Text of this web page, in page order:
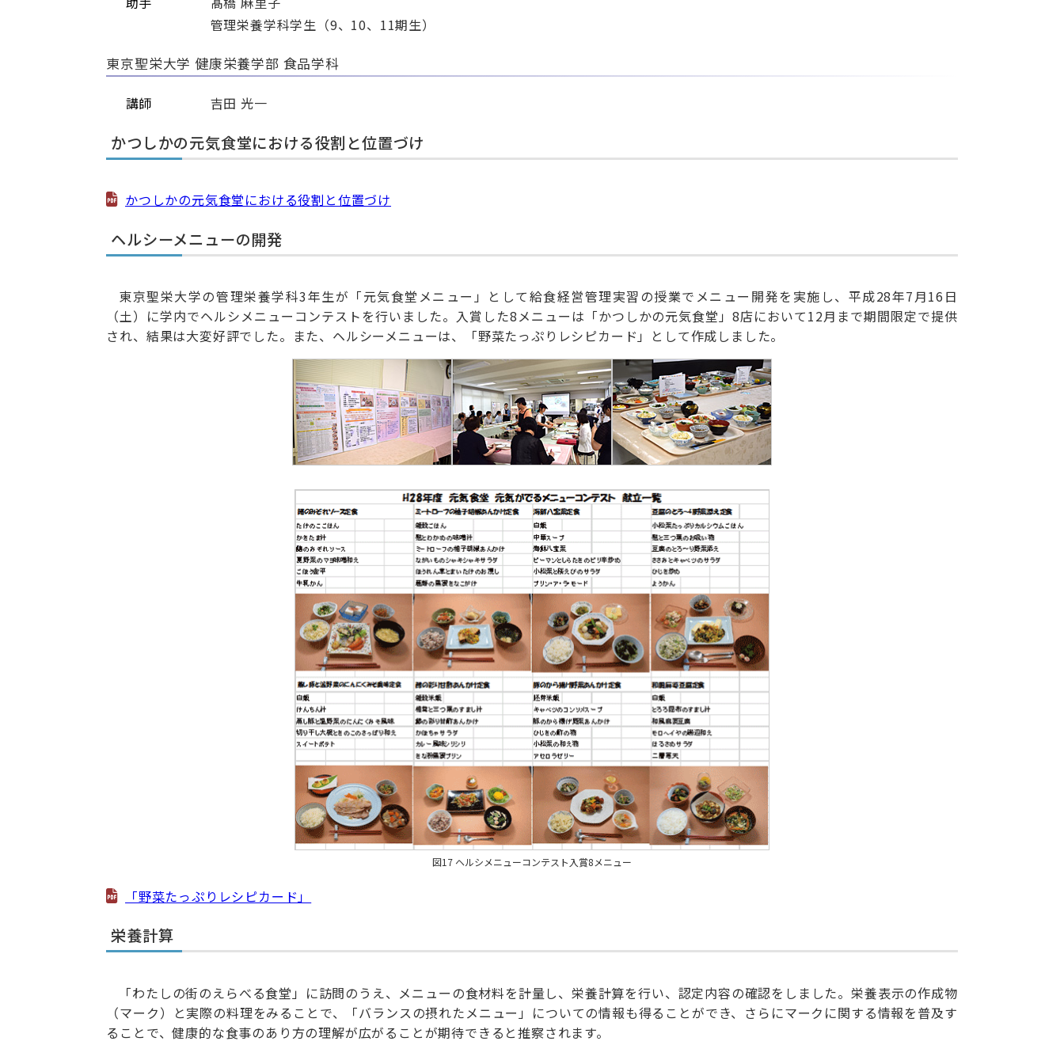
管理栄養学科学生（9、10、11期生）
東京聖栄大学 健康栄養学部 食品学科
講師 吉田 光一
かつしかの元気食堂における役割と位置づけ
かつしかの元気食堂における役割と位置づけ
ヘルシーメニューの開発
東京聖栄大学の管理栄養学科3年生が「元気食堂メニュー」として給食経営管理実習の授業でメニュー開発を実施し、平成28年7月16日
（土）に学内でヘルシメニューコンテストを行いました。入賞した8メニューは「かつしかの元気食堂」8店において12月まで期間限定で提供
され、結果は大変好評でした。また、ヘルシーメニューは、「野菜たっぷりレシピカード」として作成しました。
図17 ヘルシメニューコンテスト入賞8メニュー
「野菜たっぷりレシピカード」
栄養計算
「わたしの街のえらべる食堂」に訪問のうえ、メニューの食材料を計量し、栄養計算を行い、認定内容の確認をしました。栄養表示の作成物
（マーク）と実際の料理をみることで、「バランスの摂れたメニュー」についての情報も得ることができ、さらにマークに関する情報を普及す
ることで、健康的な食事のあり方の理解が広がることが期待できると推察されます。